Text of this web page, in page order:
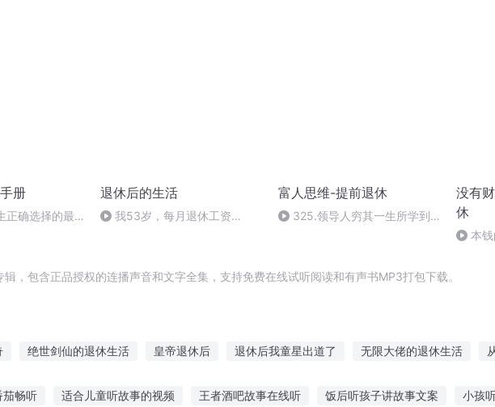
册
正确选择的最
退休后的生活
我53岁，每月退休工资
富人思维-提前退休
325.领导人穷其一生所学到
没有
休
本
，包含正品授权的连播声音和文字全集，支持免费在线试听阅读和有声书MP3打包下载。
绝世剑仙的退休生活 皇帝退休后 退休后我童星出道了 无限大佬的退休生活
茄畅听 适合儿童听故事的视频 王者酒吧故事在线听 饭后听孩子讲故事文案 小孩